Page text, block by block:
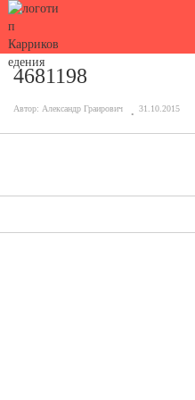
4681198
Автор: Александр Граирович 31.10.2015